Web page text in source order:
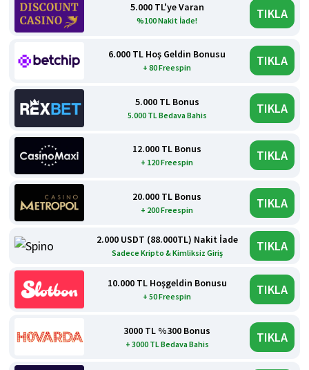
5.000 TL'ye Varan
%100 Nakit İade! TIKLA
6.000 TL Hoş Geldin Bonusu
+ 80 Freespin TIKLA
5.000 TL Bonus
5.000 TL Bedava Bahis TIKLA
12.000 TL Bonus
+ 120 Freespin TIKLA
20.000 TL Bonus
+ 200 Freespin TIKLA
2.000 USDT (88.000TL) Nakit İade
Sadece Kripto & Kimliksiz Giriş TIKLA
10.000 TL Hoşgeldin Bonusu
+ 50 Freespin TIKLA
3000 TL %300 Bonus
+ 3000 TL Bedava Bahis TIKLA